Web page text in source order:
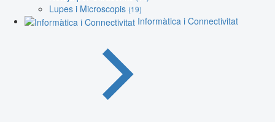
Lupes i Microscopis (19)
Informàtica i Connectivitat